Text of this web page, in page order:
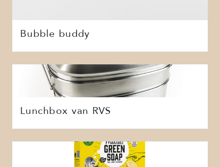
Bubble buddy
Lunchbox van RVS